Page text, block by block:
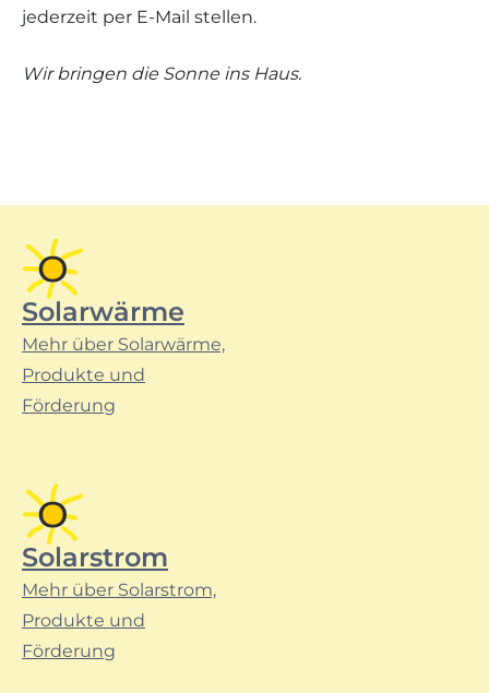
jederzeit per E-Mail stellen.
Wir bringen die Sonne ins Haus.
Solarwärme
Mehr über Solarwärme,
Produkte und
Förderung
Solarstrom
Mehr über Solarstrom,
Produkte und
Förderung